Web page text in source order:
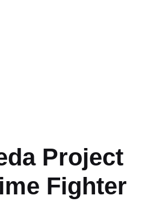
Project
Fighter